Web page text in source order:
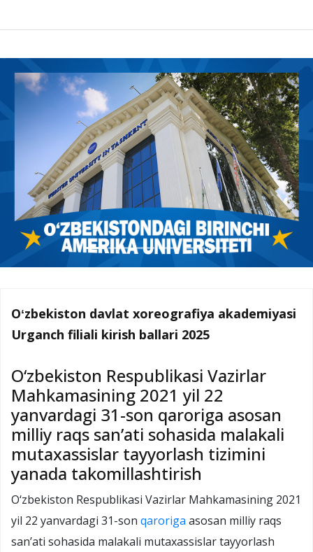
Oʻzbekiston davlat xoreografiya akademiyasi
Urganch filiali kirish ballari 2025
O‘zbekiston Respublikasi Vazirlar
Mahkamasining 2021 yil 22
yanvardagi 31-son qaroriga asosan
milliy raqs san’ati sohasida malakali
mutaxassislar tayyorlash tizimini
yanada takomillashtirish
O‘zbekiston Respublikasi Vazirlar Mahkamasining 2021
yil 22 yanvardagi 31-son qaroriga asosan milliy raqs
san’ati sohasida malakali mutaxassislar tayyorlash